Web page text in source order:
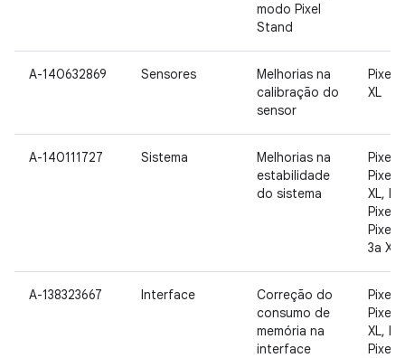
modo Pixel
Stand
A-140632869 Sensores
Melhorias na
calibração do
sensor
Pixel
XL
A-140111727 Sistema
Melhorias na
estabilidade
do sistema
Pixel,
Pixel
XL,
Pixel
Pixel
3a XL
A-138323667 Interface
Correção do
consumo de
memória na
interface
Pixel,
Pixel
XL,
Pixel